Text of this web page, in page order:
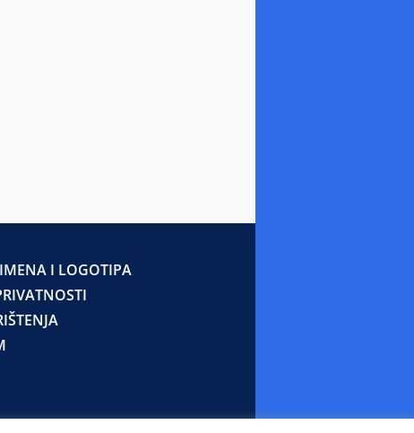
I LOGOTIPA